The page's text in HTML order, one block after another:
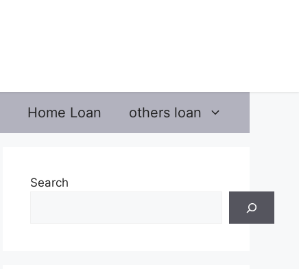
Home Loan others loan
Search